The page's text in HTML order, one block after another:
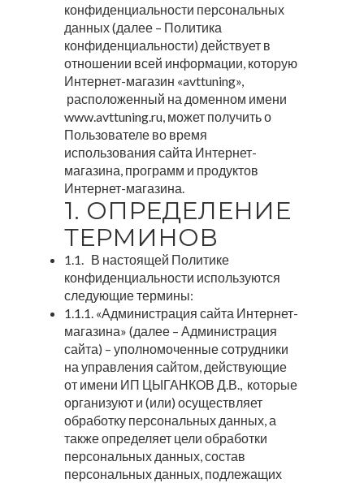
конфиденциальности персональных
данных (далее – Политика
конфиденциальности) действует в
отношении всей информации, которую
Интернет-магазин «avttuning»,
расположенный на доменном имени
www.avttuning.ru, может получить о
Пользователе во время
использования сайта Интернет-
магазина, программ и продуктов
Интернет-магазина.
1. ОПРЕДЕЛЕНИЕ
ТЕРМИНОВ
1.1. В настоящей Политике
конфиденциальности используются
следующие термины:
1.1.1. «Администрация сайта Интернет-
магазина» (далее – Администрация
сайта) – уполномоченные сотрудники
на управления сайтом, действующие
от имени ИП ЦЫГАНКОВ Д.В., которые
организуют и (или) осуществляет
обработку персональных данных, а
также определяет цели обработки
персональных данных, состав
персональных данных, подлежащих